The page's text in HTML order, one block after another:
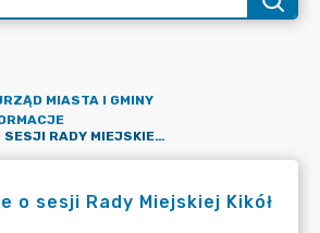
MIASTA I GMINY
OBWIESZCZENIE O SESJI RADY MIEJSKIEJ KIKÓŁ - 22.06.2026
o sesji Rady Miejskiej Kikół